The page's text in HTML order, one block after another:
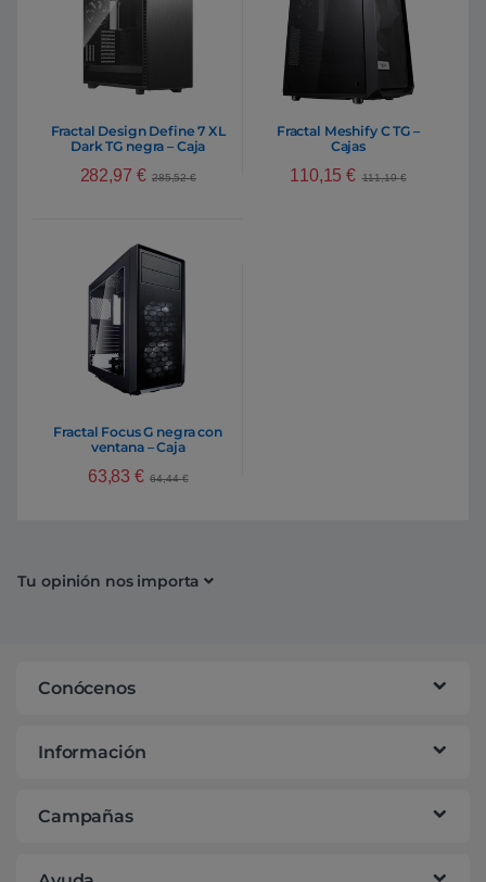
Fractal Design Define 7 XL
Dark TG negra – Caja
282,97 € 285,52€
Fractal Meshify C TG –
Cajas
110,15€ 111,19€
Fractal Focus G negra con
ventana – Caja
63,83€ 64,44€
Tu opinión nos importa
Conócenos
Información
Campañas